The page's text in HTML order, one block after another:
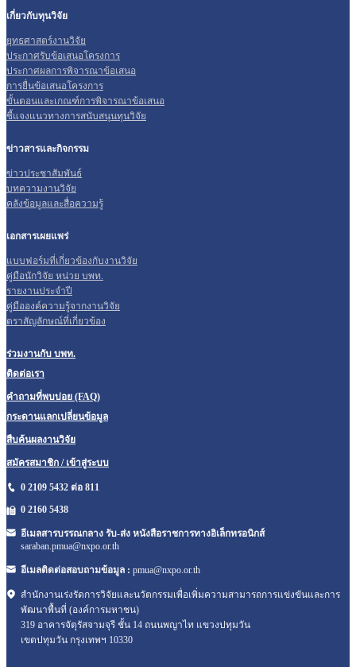
เกี่ยวกับทุนวิจัย
ยุทธศาสตร์งานวิจัย
ประกาศรับข้อเสนอโครงการ
ประกาศผลการพิจารณาข้อเสนอ
การยื่นข้อเสนอโครงการ
ขั้นตอนและเกณฑ์การพิจารณาข้อเสนอ
ชี้แจงแนวทางการสนับสนุนทุนวิจัย
ข่าวสารและกิจกรรม
ข่าวประชาสัมพันธ์
บทความงานวิจัย
คลังข้อมูลและสื่อความรู้
เอกสารเผยแพร่
แบบฟอร์มที่เกี่ยวข้องกับงานวิจัย
คู่มือนักวิจัย หน่วย บพท.
รายงานประจำปี
คู่มือองค์ความรู้จากงานวิจัย
ตราสัญลักษณ์ที่เกี่ยวข้อง
ร่วมงานกับ บพท.
ติดต่อเรา
คำถามที่พบบ่อย (FAQ)
กระดานแลกเปลี่ยนข้อมูล
สืบค้นผลงานวิจัย
สมัครสมาชิก / เข้าสู่ระบบ
0 2109 5432 ต่อ 811
0 2160 5438
อีเมลสารบรรณกลาง รับ-ส่ง หนังสือราชการทางอิเล็กทรอนิกส์
saraban.pmua@nxpo.or.th
อีเมลติดต่อสอบถามข้อมูล : pmua@nxpo.or.th
สำนักงานเร่งรัดการวิจัยและนวัตกรรมเพื่อเพิ่มความสามารถการแข่งขันและการ
พัฒนาพื้นที่ (องค์การมหาชน)
319 อาคารจัตุรัสจามจุรี ชั้น 14 ถนนพญาไท แขวงปทุมวัน
เขตปทุมวัน กรุงเทพฯ 10330